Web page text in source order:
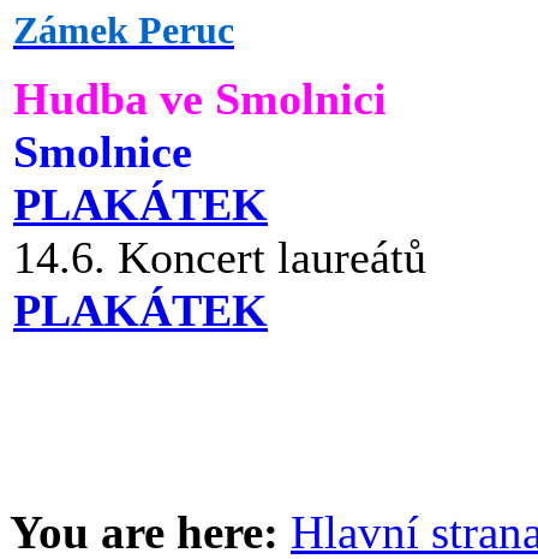
Zámek Peruc
Hudba ve Smolnici
Smolnice
PLAKÁTEK
14.6. Koncert laureátů
PLAKÁTEK
You are here: Hlavní